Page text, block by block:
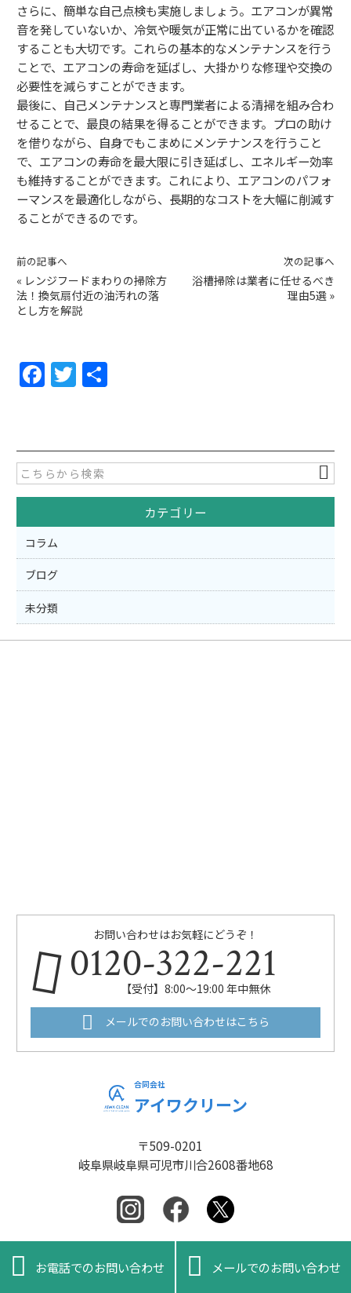
さらに、簡単な自己点検も実施しましょう。エアコンが異常
音を発していないか、冷気や暖気が正常に出ているかを確認
することも大切です。これらの基本的なメンテナンスを行う
ことで、エアコンの寿命を延ばし、大掛かりな修理や交換の
必要性を減らすことができます。
最後に、自己メンテナンスと専門業者による清掃を組み合わ
せることで、最良の結果を得ることができます。プロの助け
を借りながら、自身でもこまめにメンテナンスを行うこと
で、エアコンの寿命を最大限に引き延ばし、エネルギー効率
も維持することができます。これにより、エアコンのパフォ
ーマンスを最適化しながら、長期的なコストを大幅に削減す
ることができるのです。
前の記事へ
« レンジフードまわりの掃除方
法！換気扇付近の油汚れの落
とし方を解説
次の記事へ
浴槽掃除は業者に任せるべき
理由5選 »
F
a
e
b
o
o
k
T
w
er
カテゴリー
コラム
ブログ
未分類
お問い合わせはお気軽にどうぞ！
0120-322-221
【受付】8:00～19:00 年中無休
メールでのお問い合わせはこちら
合同会社
アイワクリーン
〒509-0201
岐阜県岐阜県可児市川合2608番地68
プライバシーポリシー/ 特定商取引法に基づく表記
 お電話でのお問い合わせ  メールでのお問い合わせ